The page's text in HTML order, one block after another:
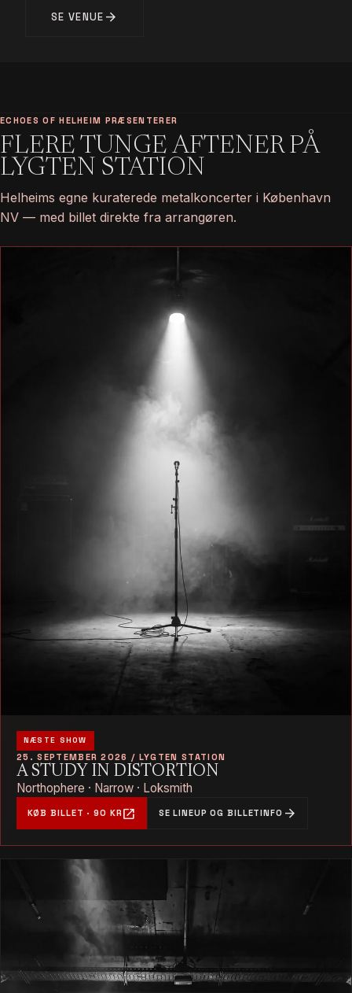
SE VENUE arrow_forward
ECHOES OF HELHEIM PRÆSENTERER
FLERE TUNGE AFTENER PÅ
LYGTEN STATION
Helheims egne kuraterede metalkoncerter i København
NV — med billet direkte fra arrangøren.
NÆSTE SHOW
25. SEPTEMBER 2026 / LYGTEN STATION
A STUDY IN DISTORTION
Northophere · Narrow · Loksmith
KØB BILLET · 90 KR open_in_new SE LINEUP OG BILLETINFO arrow_forward